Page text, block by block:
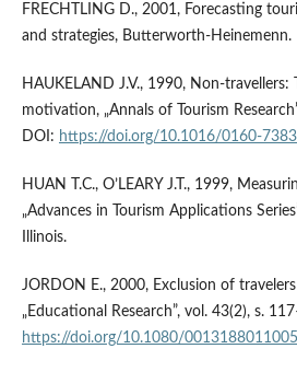
FRECHTLING D., 2001, Forecasting
and strategies, Butterworth-Heinemenn.
HAUKELAND J.V., 1990, Non-travellers:
motivation, „Annals of Tourism
DOI: https://doi.org/10.1016/0160-
HUAN T.C., O’LEARY J.T., 1999,
„Advances in Tourism Applications
Illinois.
JORDON E., 2000, Exclusion of
„Educational Research”, vol. 43(2), s.
https://doi.org/10.1080/